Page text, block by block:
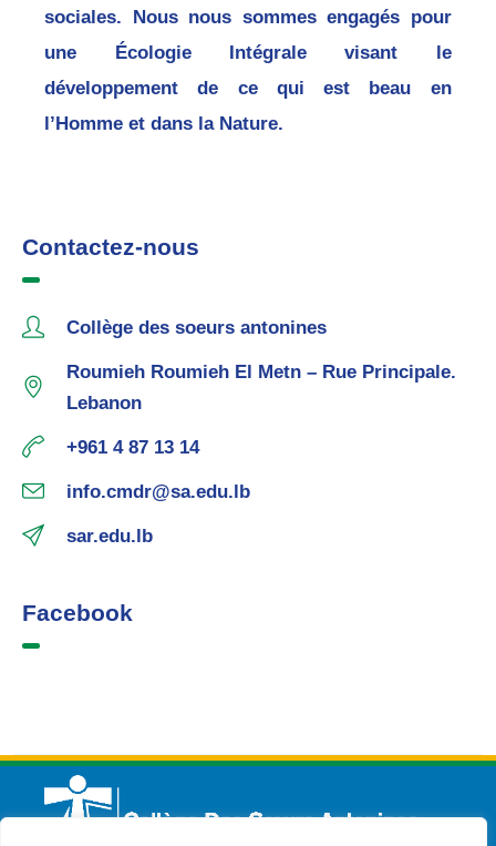
sociales. Nous nous sommes engagés pour
une Écologie Intégrale visant le
développement de ce qui est beau en
l’Homme et dans la Nature.
Contactez-nous
Collège des soeurs antonines
Roumieh Roumieh El Metn – Rue Principale.
Lebanon
+961 4 87 13 14
info.cmdr@sa.edu.lb
sar.edu.lb
Facebook